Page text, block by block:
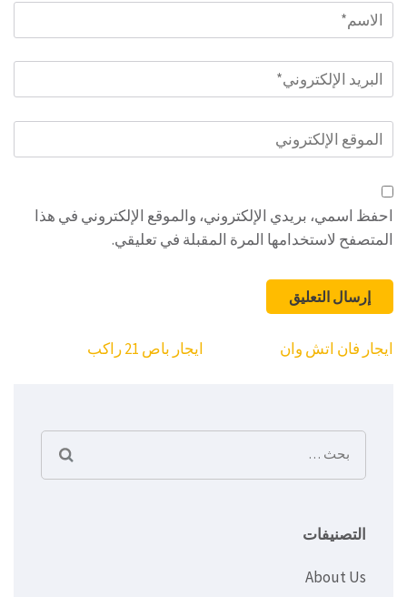
الاسم
البريد
الإلكتروني*
الموقع
الإلكتروني
احفظ اسمي، بريدي الإلكتروني، والموقع الإلكتروني في هذا
المتصفح لاستخدامها المرة المقبلة في تعليقي.
تصفّح
ايجار باص 21 راكب ايجار فان اتش وان
البحث
عن:
التصنيفات
About Us